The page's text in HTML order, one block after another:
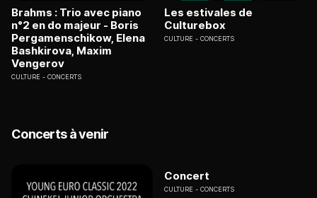
Brahms : Trio avec piano
n°2 en do majeur - Boris
Pergamenschikow, Elena
Bashkirova, Maxim
Vengerov
CULTURE CONCERTS
Les estivales de
Culturebox
CULTURE CONCERTS
Concerts à venir
Concert
CULTURE CONCERTS